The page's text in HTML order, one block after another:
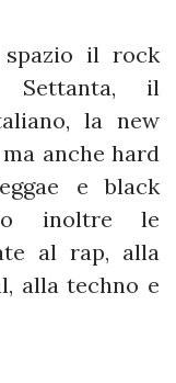
il rock
Settanta, il
la new
anche hard
e black
inoltre le
al rap, alla
alla techno e